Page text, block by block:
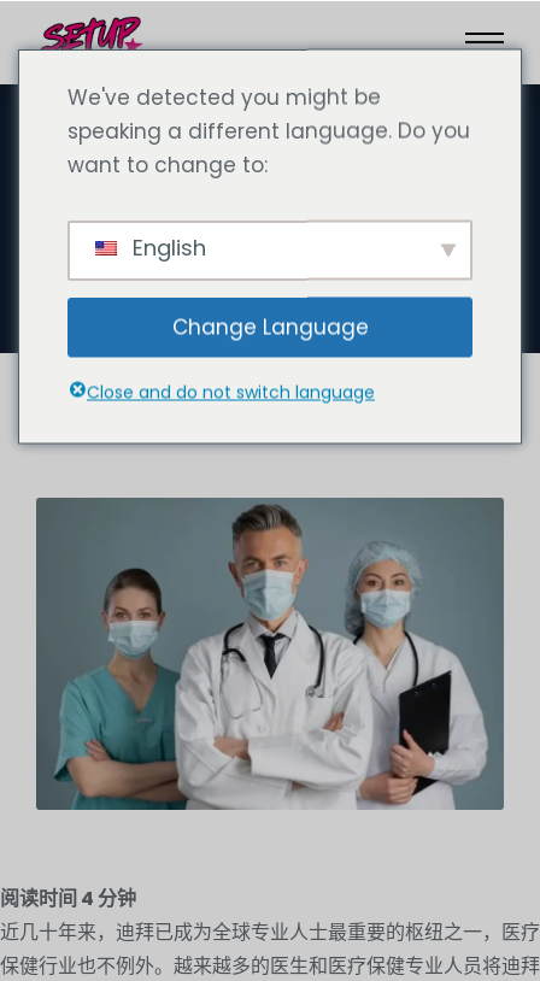
9 月 26, 2024
在迪拜开设医生诊所：阿联酋医疗
机构和职位指南 - 实地报告
阅读时间4分钟
近几十年来，迪拜已成为全球专业人士最重要的枢纽之一，医疗
保健行业也不例外。越来越多的医生和医疗保健专业人员将迪拜
We've detected you might be
speaking a different language. Do you
want to change to:
English
Change Language
Close and do not switch language